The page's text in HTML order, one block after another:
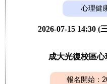
心理健
2026-07-15 14:30 (
成大光復校區
報名開始：